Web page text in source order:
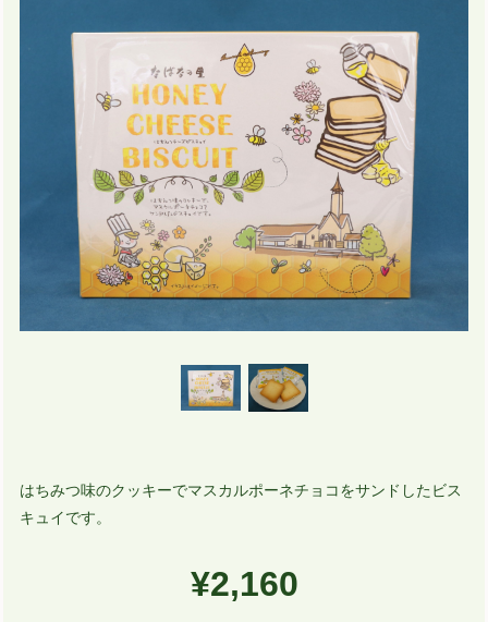
はちみつ味のクッキーでマスカルポーネチョコをサンドしたビス
キュイです。
¥2,160